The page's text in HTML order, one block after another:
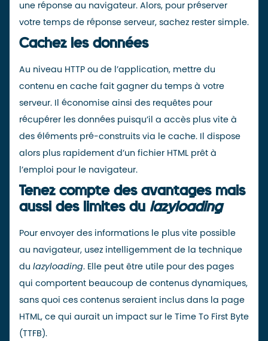
une réponse au navigateur. Alors, pour préserver
votre temps de réponse serveur, sachez rester simple.
Cachez les données
Au niveau HTTP ou de l’application, mettre du
contenu en cache fait gagner du temps à votre
serveur. Il économise ainsi des requêtes pour
récupérer les données puisqu’il a accès plus vite à
des éléments pré-construits via le cache. Il dispose
alors plus rapidement d’un fichier HTML prêt à
l’emploi pour le navigateur.
Tenez compte des avantages mais
aussi des limites du lazyloading
Pour envoyer des informations le plus vite possible
au navigateur, usez intelligemment de la technique
du lazyloading. Elle peut être utile pour des pages
qui comportent beaucoup de contenus dynamiques,
sans quoi ces contenus seraient inclus dans la page
HTML, ce qui aurait un impact sur le Time To First Byte
(TTFB).